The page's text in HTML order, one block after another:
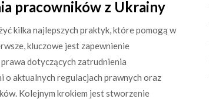
pracowników z Ukrainy
kilka najlepszych praktyk, które pomogą w
kluczowe jest zapewnienie
dotyczących zatrudnienia
o aktualnych regulacjach prawnych oraz
Kolejnym krokiem jest stworzenie